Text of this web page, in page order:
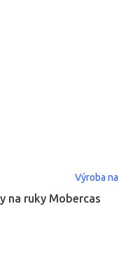
na ruky Mobercas
Výroba